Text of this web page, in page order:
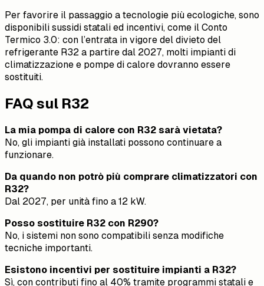
Per favorire il passaggio a tecnologie più ecologiche, sono
disponibili sussidi statali ed incentivi, come il Conto
Termico 3.0: con l’entrata in vigore del divieto del
refrigerante R32 a partire dal 2027, molti impianti di
climatizzazione e pompe di calore dovranno essere
sostituiti.
FAQ sul R32
La mia pompa di calore con R32 sarà vietata?
No, gli impianti già installati possono continuare a
funzionare.
Da quando non potrò più comprare climatizzatori con
R32?
Dal 2027, per unità fino a 12 kW.
Posso sostituire R32 con R290?
No, i sistemi non sono compatibili senza modifiche
tecniche importanti.
Esistono incentivi per sostituire impianti a R32?
Sì, con contributi fino al 40% tramite programmi statali e